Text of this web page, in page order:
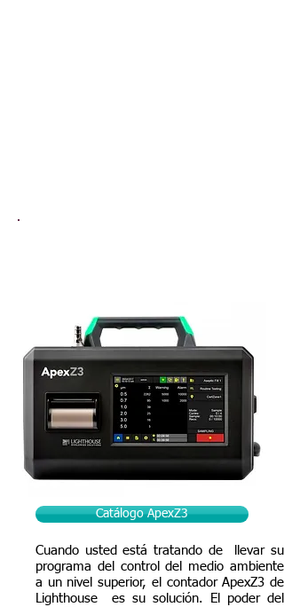
Catálogo ApexZ3
Cuando usted está tratando de llevar su
programa del control del medio ambiente
a un nivel superior, el contador ApexZ3 de
Lighthouse es su solución. El poder del